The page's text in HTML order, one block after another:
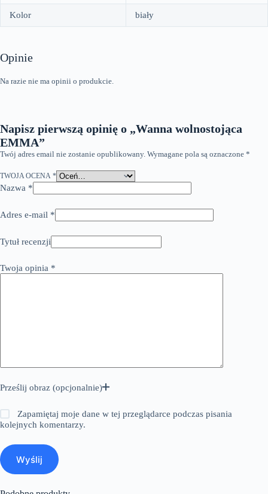
Kolor biały
Opinie
Na razie nie ma opinii o produkcie.
Napisz pierwszą opinię o „Wanna wolnostojąca
EMMA”
Twój adres email nie zostanie opublikowany. Wymagane pola są oznaczone *
TWOJA OCENA *
Nazwa *
Adres e-mail *
Tytuł recenzji
Twoja opinia *
Prześlij obraz (opcjonalnie)
Zapamiętaj moje dane w tej przeglądarce podczas pisania
kolejnych komentarzy.
Wyślij